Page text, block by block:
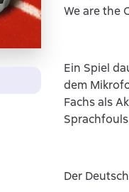
We are the
Ein Spiel
dem
Fachs als
Der